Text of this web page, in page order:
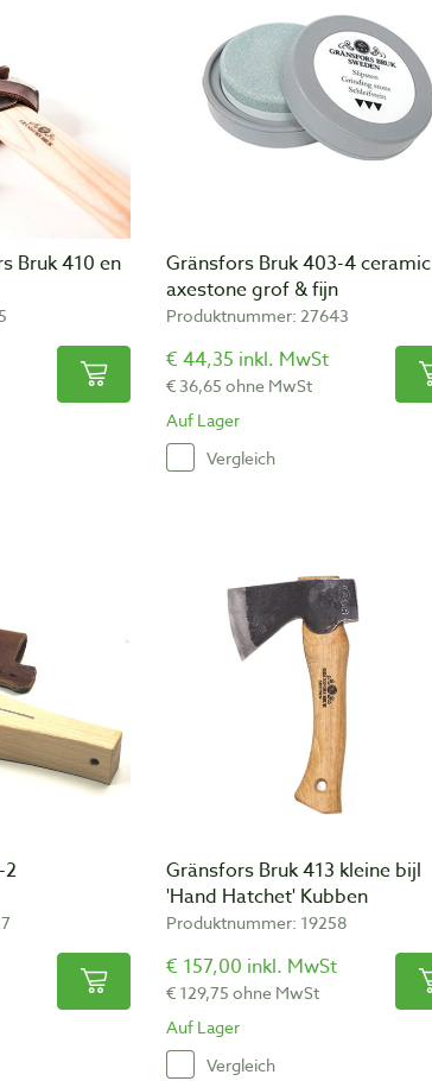
Bruk 410 en
Gränsfors Bruk 403-4 ceramic
axestone grof & fijn
Produktnummer: 27643
€ 44,35 inkl. MwSt
€ 36,65 ohne MwSt
Auf Lager
Vergleich
Gränsfors Bruk 413 kleine bijl
'Hand Hatchet' Kubben
Produktnummer: 19258
€ 157,00 inkl. MwSt
€ 129,75 ohne MwSt
Auf Lager
Vergleich